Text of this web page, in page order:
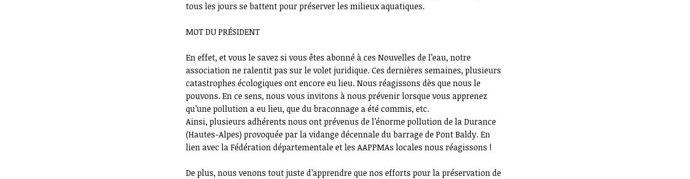
tous les jours se battent pour préserver les milieux aquatiques.
MOT DU PRÉSIDENT
En effet, et vous le savez si vous êtes abonné à ces Nouvelles de l’eau, notre
association ne ralentit pas sur le volet juridique. Ces dernières semaines, plusieurs
catastrophes écologiques ont encore eu lieu. Nous réagissons dès que nous le
pouvons. En ce sens, nous vous invitons à nous prévenir lorsque vous apprenez
qu’une pollution a eu lieu, que du braconnage a été commis, etc.
Ainsi, plusieurs adhérents nous ont prévenus de l’énorme pollution de la Durance
(Hautes-Alpes) provoquée par la vidange décennale du barrage de Pont Baldy. En
lien avec la Fédération départementale et les AAPPMAs locales nous réagissons !
De plus, nous venons tout juste d’apprendre que nos efforts pour la préservation de